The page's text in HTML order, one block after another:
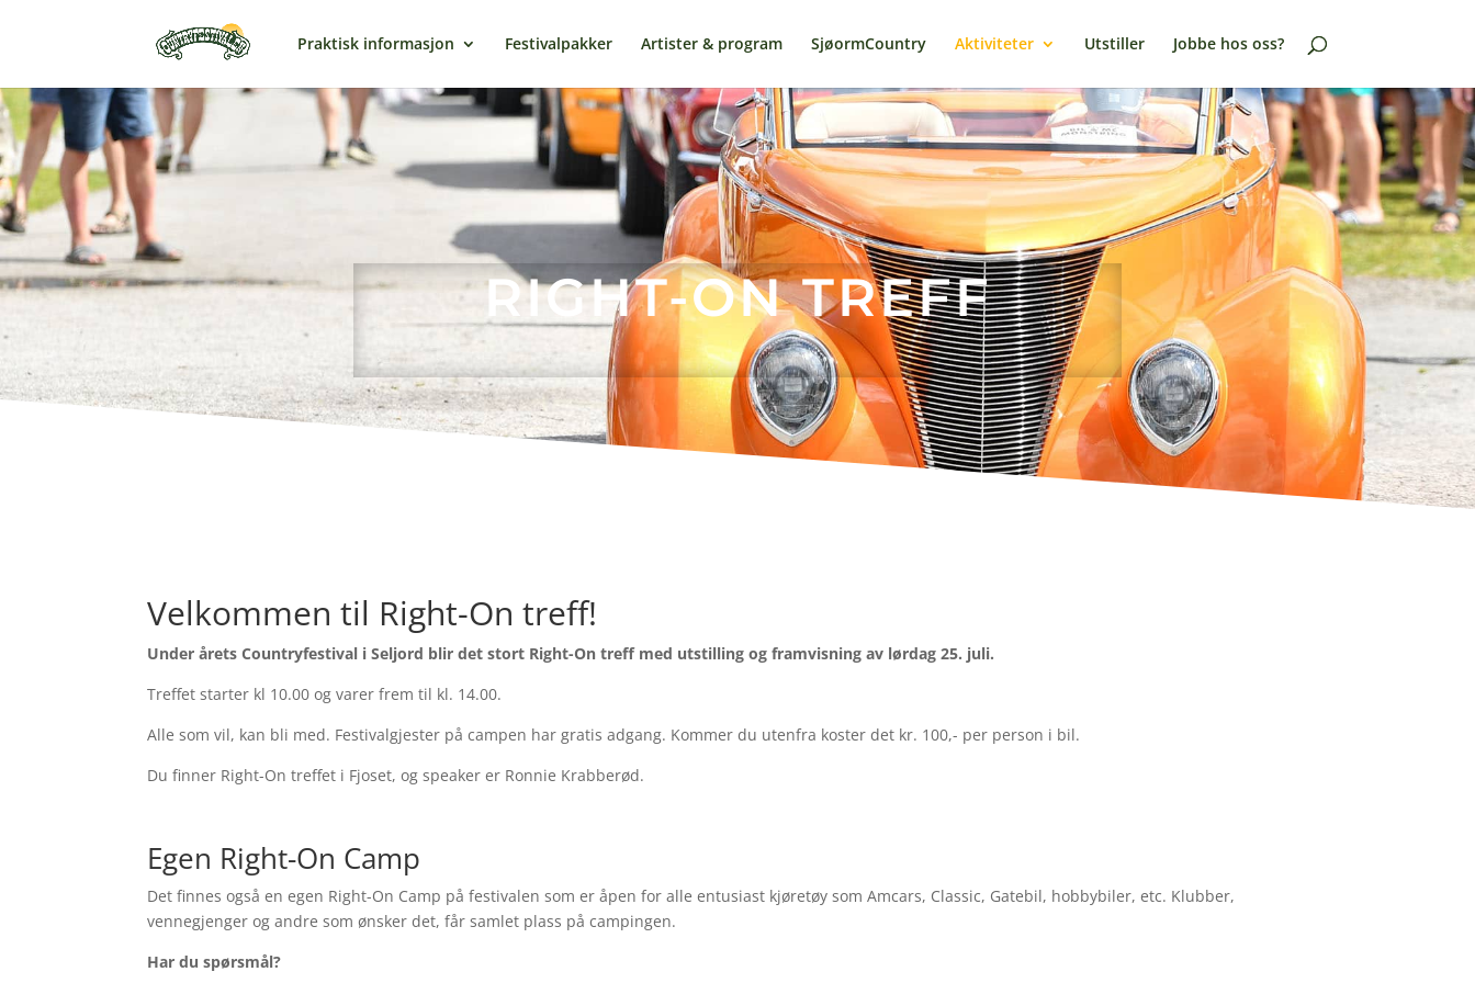
Praktisk informasjon Festivalpakker Artister & program SjøormCountry Aktiviteter Utstiller Jobbe hos oss?
RIGHT-ON TREFF
Velkommen til Right-On treff!
Under årets Countryfestival i Seljord blir det stort Right-On treff med utstilling og framvisning av lørdag 25. juli.
Treffet starter kl 10.00 og varer frem til kl. 14.00.
Alle som vil, kan bli med. Festivalgjester på campen har gratis adgang. Kommer du utenfra koster det kr. 100,- per person i bil.
Du finner Right-On treffet i Fjoset, og speaker er Ronnie Krabberød.
Egen Right-On Camp
Det finnes også en egen Right-On Camp på festivalen som er åpen for alle entusiast kjøretøy som Amcars, Classic, Gatebil, hobbybiler, etc. Klubber,
vennegjenger og andre som ønsker det, får samlet plass på campingen.
Har du spørsmål?